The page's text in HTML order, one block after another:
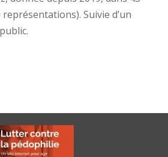
Suivie d’un